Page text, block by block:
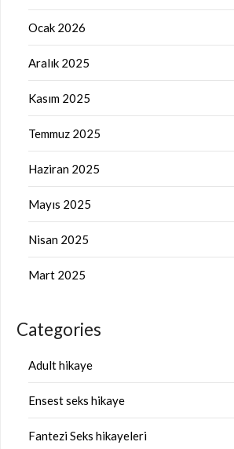
Ocak 2026
Aralık 2025
Kasım 2025
Temmuz 2025
Haziran 2025
Mayıs 2025
Nisan 2025
Mart 2025
Categories
Adult hikaye
Ensest seks hikaye
Fantezi Seks hikayeleri